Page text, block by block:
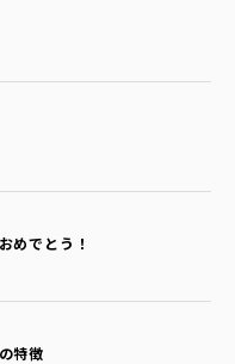
めでとう！
特徴